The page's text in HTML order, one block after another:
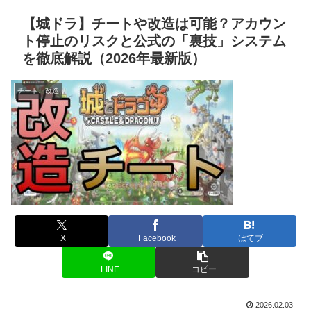
【城ドラ】チートや改造は可能？アカウン
ト停止のリスクと公式の「裏技」システム
を徹底解説（2026年最新版）
チート、改造
X Facebook はてブ
LINE コピー
2026.02.03